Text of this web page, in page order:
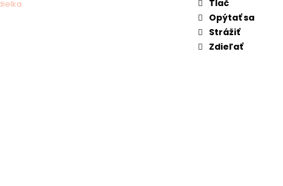
Tlač
Opýtať sa
Strážiť
Zdieľať